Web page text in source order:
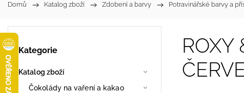
Domů / Katalog zboží / Zdobení a barvy / Potravinářské barvy a
Kategorie
Katalog zboží
Čokolády na vaření a kakao
ROXY